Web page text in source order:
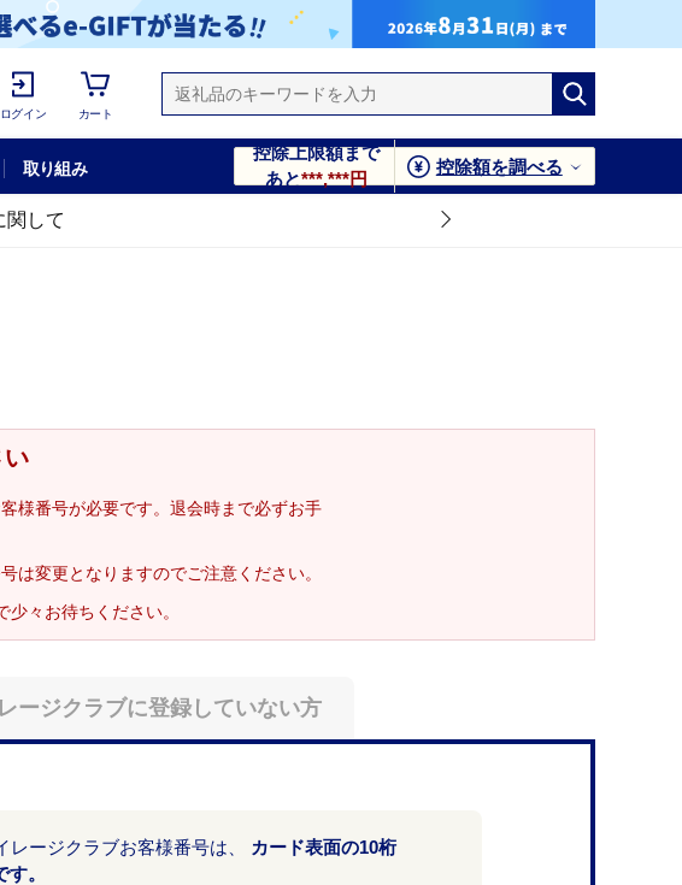
ログイン カート
取り組み
控除上限額まで
あと***,***円
控除額を調べる
関して
い
様番号が必要です。退会時まで必ずお手
は変更となりますのでご注意ください。
々お待ちください。
ージクラブに登録していない方
レージクラブお客様番号は、
カード表面の10桁
。